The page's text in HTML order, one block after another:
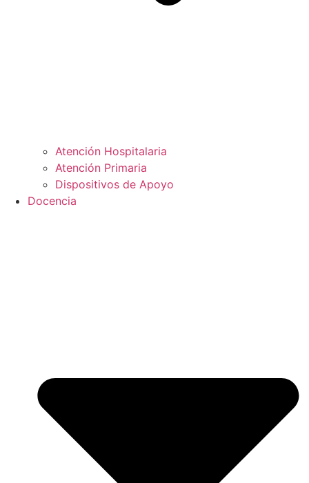
Atención Hospitalaria
Atención Primaria
Dispositivos de Apoyo
Docencia